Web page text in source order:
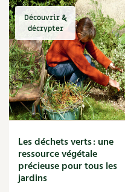
Mare
Marie Chioca
Marmite
Massage
Matériaux
Maux
Méditerranéen
Menace
Mésange
Microflore
Migraine
Mode de culture
Montagne
Découvrir &
décrypter
Les déchets verts : une
ressource végétale
précieuse pour tous les
jardins